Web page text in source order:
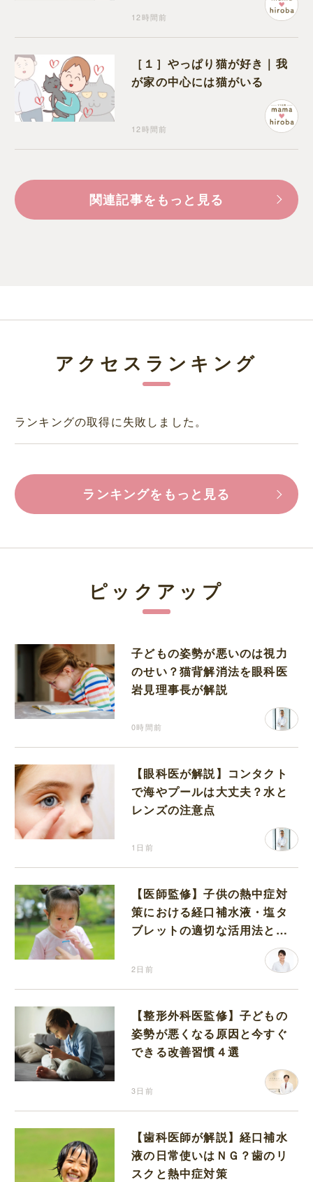
12時間前
［１］やっぱり猫が好き｜我
が家の中心には猫がいる
12時間前
関連記事をもっと見る
アクセスランキング
ランキングの取得に失敗しました。
ランキングをもっと見る
ピックアップ
子どもの姿勢が悪いのは視力
のせい？猫背解消法を眼科医
岩見理事長が解説
0時間前
【眼科医が解説】コンタクト
で海やプールは大丈夫？水と
レンズの注意点
1日前
【医師監修】子供の熱中症対
策における経口補水液・塩タ
ブレットの適切な活用法と水
2日前
【整形外科医監修】子どもの
姿勢が悪くなる原因と今すぐ
できる改善習慣４選
3日前
【歯科医師が解説】経口補水
液の日常使いはＮＧ？歯のリ
スクと熱中症対策